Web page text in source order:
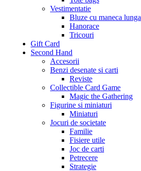
Vestimentatie
Bluze cu maneca lunga
Hanorace
Tricouri
Gift Card
Second Hand
Accesorii
Benzi desenate si carti
Reviste
Collectible Card Game
Magic the Gathering
Figurine si miniaturi
Miniaturi
Jocuri de societate
Familie
Fisiere utile
Joc de carti
Petrecere
Strategie